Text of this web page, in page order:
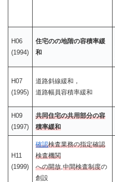
H06
(1994)
住宅のの地階の容積率緩
和
H07
(1995)
道路斜線緩和，
道路幅員容積率緩和
H09
(1997)
共同住宅の共用部分の容
積率緩和
H11
(1999)
確認検査業務の指定確認
検査機関
への開放 ,中間検査制度の
創設